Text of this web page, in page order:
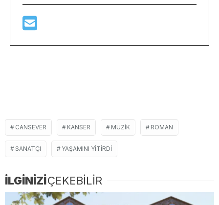
CANSEVER KANSER MÜZIK ROMAN
SANATÇI YAŞAMINI YITIRDI
İLGİNİZİÇEKEBİLİR